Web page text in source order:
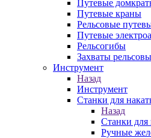
Путевые
Путевые краны
Рельсовые
Путевые
Рельсогибы
Захваты
Инструмент
Назад
Инструмент
Станки для
Назад
Станки для
Ручные